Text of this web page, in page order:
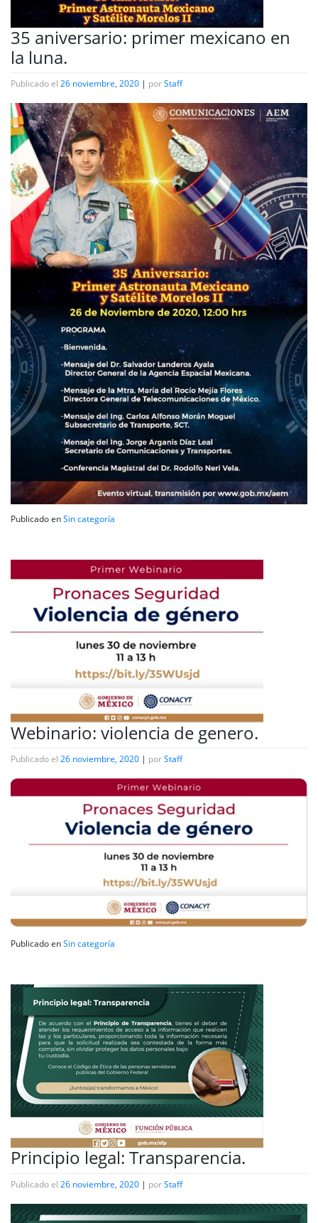
35 aniversario: primer mexicano en
la luna.
Publicado el 26 noviembre, 2020 | porStaff
Publicado enSin categoría
Webinario: violencia de genero.
Publicado el 26 noviembre, 2020 | porStaff
Publicado enSin categoría
Principio legal: Transparencia.
Publicado el 26 noviembre, 2020 | porStaff